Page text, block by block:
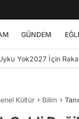
GÜNDEM
Yok2027 İçin
Kültür Bilim